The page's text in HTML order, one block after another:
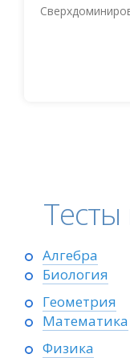
Алгебра
Биология
Геометрия
Математика
Физика